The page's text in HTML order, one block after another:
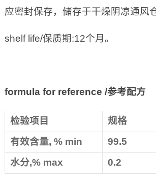
应密封保存，储存于干燥阴凉通风
shelf life/保质期:12个月。
formula for reference /参考配方
检验项目
规格
有效含量, % min
99.5
水分,% max
0.2